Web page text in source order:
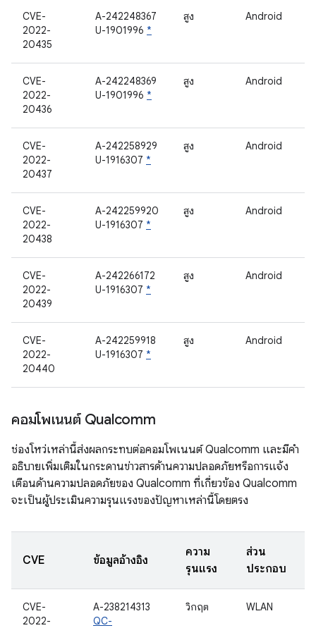
CVE-
2022-
20435
A-242248367
U-1901996 *
สูง Android
CVE-
2022-
20436
A-242248369
U-1901996 *
สูง Android
CVE-
2022-
20437
A-242258929
U-1916307 *
สูง Android
CVE-
2022-
20438
A-242259920
U-1916307 *
สูง Android
CVE-
2022-
20439
A-242266172
U-1916307 *
สูง Android
CVE-
2022-
20440
A-242259918
U-1916307 *
สูง Android
คอมโพเนนต์ Qualcomm
ช่องโหว่เหล่านี้ส่งผลกระทบต่อคอมโพเนนต์ Qualcomm และมีคำ
อธิบายเพิ่มเติมในกระดานข่าวสารด้านความปลอดภัยหรือการแจ้ง
เตือนด้านความปลอดภัยของ Qualcomm ที่เกี่ยวข้อง Qualcomm
จะเป็นผู้ประเมินความรุนแรงของปัญหาเหล่านี้โดยตรง
CVE ข้อมูลอ้างอิง
ความ
รุนแรง
ส่วน
ประกอบ
CVE-
2022-
A-238214313
QC-
วิกฤต WLAN